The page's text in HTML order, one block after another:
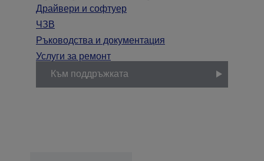
Драйвери и софтуер
ЧЗВ
Ръководства и документация
Услуги за ремонт
Към поддръжката